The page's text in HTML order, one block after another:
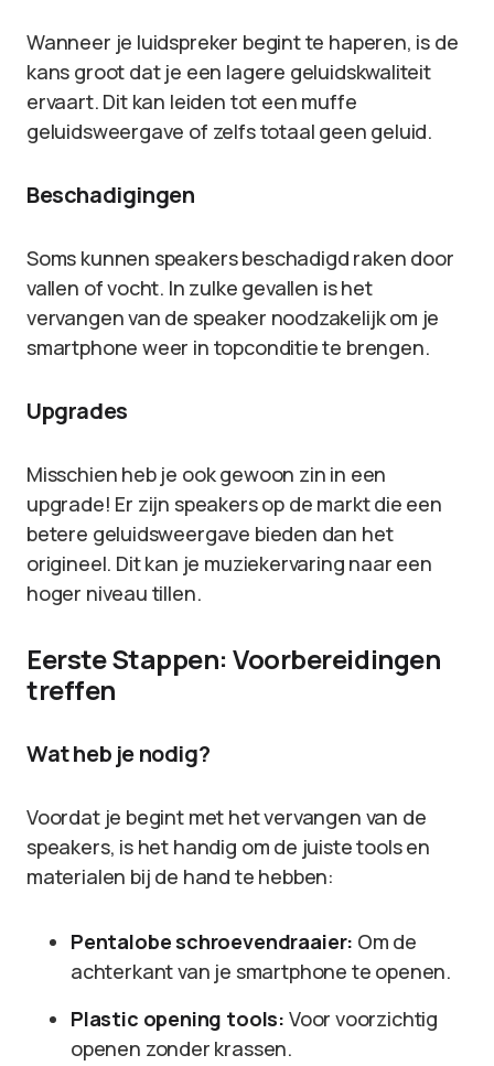
Wanneer je luidspreker begint te haperen, is de
kans groot dat je een lagere geluidskwaliteit
ervaart. Dit kan leiden tot een muffe
geluidsweergave of zelfs totaal geen geluid.
Beschadigingen
Soms kunnen speakers beschadigd raken door
vallen of vocht. In zulke gevallen is het
vervangen van de speaker noodzakelijk om je
smartphone weer in topconditie te brengen.
Upgrades
Misschien heb je ook gewoon zin in een
upgrade! Er zijn speakers op de markt die een
betere geluidsweergave bieden dan het
origineel. Dit kan je muziekervaring naar een
hoger niveau tillen.
Eerste Stappen: Voorbereidingen
treffen
Wat heb je nodig?
Voordat je begint met het vervangen van de
speakers, is het handig om de juiste tools en
materialen bij de hand te hebben:
Pentalobe schroevendraaier: Om de
achterkant van je smartphone te openen.
Plastic opening tools: Voor voorzichtig
openen zonder krassen.